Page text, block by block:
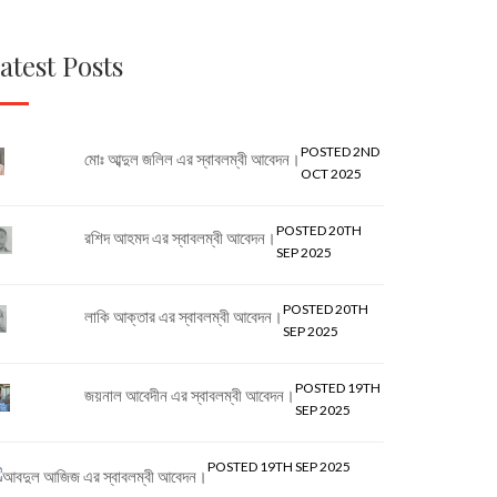
Posts
মোঃ আব্দুল জলিল এর স্বাবলম্বী আবেদন। POSTED 2ND
OCT 2025
রশিদ আহমদ এর স্বাবলম্বী আবেদন। POSTED 20TH
SEP 2025
লাকি আক্তার এর স্বাবলম্বী আবেদন। POSTED 20TH
SEP 2025
জয়নাল আবেদীন এর স্বাবলম্বী আবেদন। POSTED 19TH
SEP 2025
POSTED 19TH SEP 2025